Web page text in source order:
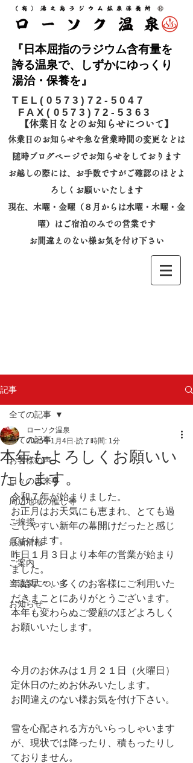
『日本屈指のラジウム含有量を
誇る温泉で、しずかにゆっくり
湯治・保養を』
​TEL(0573)72-5047
FAX(0573)72-5363
【休業日などのお知らせについて】​
休業日のお知らせや急な営業時間の変更などは
随時ブログページでお知らせをしております
お越しの際には、
お手数ですがご確認のほどよ
ろしくお願いいたします
​現在、木曜・金曜（８月からは水曜・木曜・金
曜）はご宿泊のみでの営業です
お間違えのない様お気を付け下さい
記事
全ての記事
お客様の声
日々の出来事
周辺地域の催し等
ご挨拶
最新情報
ご案内
当温泉について
お知らせ
全ての記事
本年もよろしくお願いい
たします。
ローソク温泉
2025年1月4日 読了時間: 1分
令和７年が始まりました。
お正月はお天気にも恵まれ、とても過
ごしやすい新年の幕開けだったと感じ
ております。
昨日１月３日より本年の営業が始まり
ました。
年始早々、多くのお客様にご利用いた
だきまことにありがとうございます。
本年も変わらぬご愛顧のほどよろしく
お願いいたします。
今月のお休みは１月２１日（火曜日）
定休日のためお休みいたします。
お間違えのない様お気を付け下さい。
雪を心配される方がいらっしゃいます
が、現状では降ったり、積もったりし
ておりません。